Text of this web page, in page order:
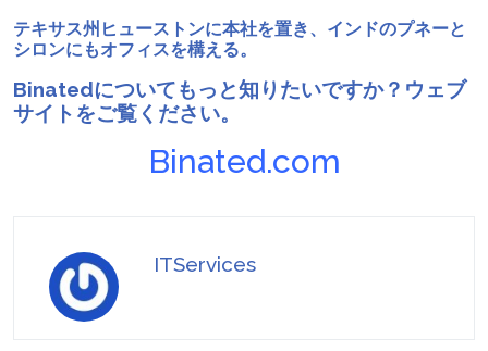
テキサス州ヒューストンに本社を置き、インドのプネーと
シロンにもオフィスを構える。
Binatedについてもっと知りたいですか？ウェブ
サイトをご覧ください。
Binated.com
ITServices